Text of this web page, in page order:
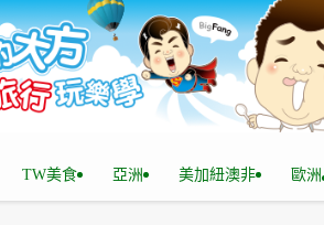
TW美食 亞洲 美加紐澳非 歐洲